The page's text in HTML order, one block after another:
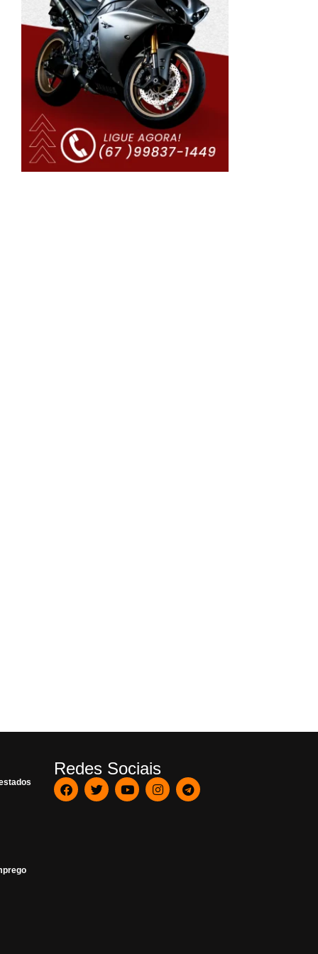
Redes Sociais